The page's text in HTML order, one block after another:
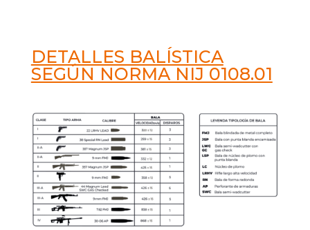
DETALLES BALÍSTICA
SEGÚN NORMA NIJ 0108.01